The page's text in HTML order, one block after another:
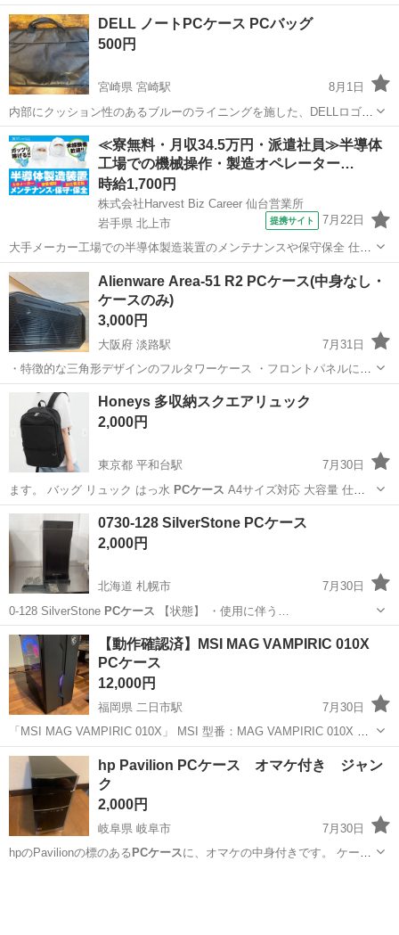
で出品致します。 ※簡易清掃はしましたが、使用に伴う傷や汚れがご
ざいますので完璧を求める方はご遠慮ください。 ※平日20時以降、土
日昼間であれば引き取り対応...
神奈川 綾瀬市 かしわ台駅
DELL ノートPCケース PCバッグ
500円
宮崎県 宮崎駅
8月1日
内部にクッション性のあるブルーのライニングを施した、DELLロゴ入
りのノートPC用キャリングケースです。 - ブランド: DELL - カラー:
グレー/ブラック - 内部素材: キルティング加工ブルーライニング 素人
保...
宮崎 宮崎市 宮崎駅 その他
≪寮無料・月収34.5万円・派遣社員≫半導体
工場での機械操作・製造オペレーター…
時給1,700円
株式会社Harvest Biz Career 仙台営業所
岩手県 北上市
提携サイト 7月22日
大手メーカー工場での半導体製造装置のメンテナンスや保守保全 仕事
内容 ＼フラッシュメモリの製造を行う工場で半導体製造装置の保守・
点検のお仕事／ 新工場新設に伴い、請負現場の立ち上げを行います！
※立ち上げ時期目安：2...
岩手 北上市
Alienware Area-51 R2 PCケース(中身なし・
ケースのみ)
3,000円
大阪府 淡路駅
7月31日
・特徴的な三角形デザインのフルタワーケース ・フロントパネルに
USBポート、ヘッドホン/マイク端子、光学ドライブスロットあり ・背
面に拡張スロット(PCIスロット)複数、大型ファン搭載 【こんな方にお
すすめ】 ・自作PCで...
大阪 大阪市 PCパーツ
Honeys 多収納スクエアリュック
2,000円
東京都 平和台駅
7月30日
ます。 バッグ リュック はっ水 PCケース A4サイズ対応 大容量 仕切
り オ…
東京 練馬区
0730-128 SilverStone PCケース
2,000円
北海道 札幌市
7月30日
0-128 SilverStone PCケース 【状態】 ・使用に伴う…
北海道 札幌市 PCパーツ
【動作確認済】MSI MAG VAMPIRIC 010X
PCケース
12,000円
福岡県 二日市駅
7月30日
「MSI MAG VAMPIRIC 010X」 MSI 型番：MAG VAMPIRIC 010X 背
面に4分岐のARGB LED HUBを搭載することで、フロント上面のLED
スイッチボタンだけで簡単にシステム全体のLED...
福岡 筑紫野市
hp Pavilion PCケース オマケ付き ジャン
ク
2,000円
岐阜県 岐阜市
7月30日
hpのPavilionの標のある PCケースに、オマケの中身付きです。 ケー